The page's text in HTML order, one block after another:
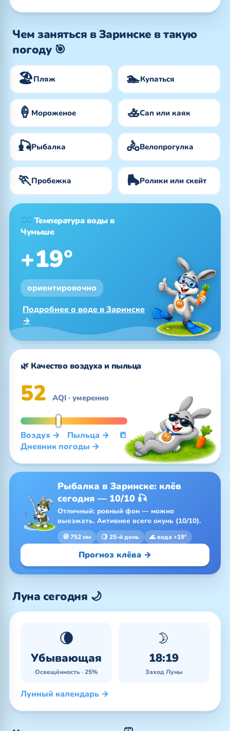
Чем заняться в Заринске в такую
погоду 🎯
🏖️Пляж 🏊Купаться
🍦 Мороженое 🚣Сап или каяк
🎣Рыбалка 🚴Велопрогулка
🏃Пробежка 🛼Ролики или скейт
Температура воды в
Чумыше
+19°
ориентировочно
Подробнее о воде в Заринске
→
🌿 Качество воздуха и пыльца
52 AQI · умеренно
Воздух → Пыльца →
📒
Дневник погоды →
Рыбалка в Заринске: клёв
сегодня — 10/10 🎣
Отличный: ровный фон — можно
выезжать. Активнее всего окунь (10/10).
🧭 752 мм 🌖 25-й день 🌊 вода +19°
Прогноз клёва →
Луна сегодня 🌙
🌘
Убывающая
Освещённость · 25%
🌛
18:19
Заход Луны
Лунный календарь →